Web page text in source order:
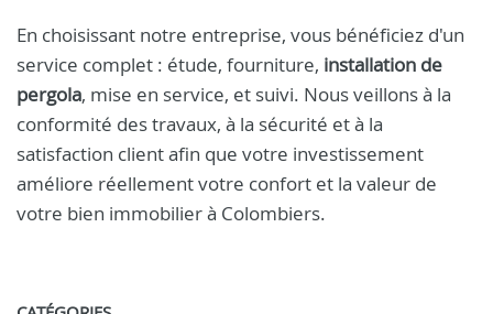
En choisissant notre entreprise, vous bénéficiez d'un
service complet : étude, fourniture, installation de
pergola, mise en service, et suivi. Nous veillons à la
conformité des travaux, à la sécurité et à la
satisfaction client afin que votre investissement
améliore réellement votre confort et la valeur de
votre bien immobilier à Colombiers.